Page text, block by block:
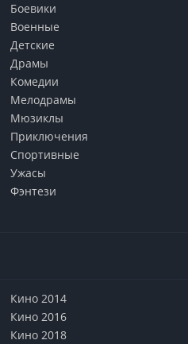
Боевики
Военные
Детские
Драмы
Комедии
Мелодрамы
Мюзиклы
Приключения
Cпортивные
Ужасы
Фэнтези
Кино 2014
Кино 2016
Кино 2018